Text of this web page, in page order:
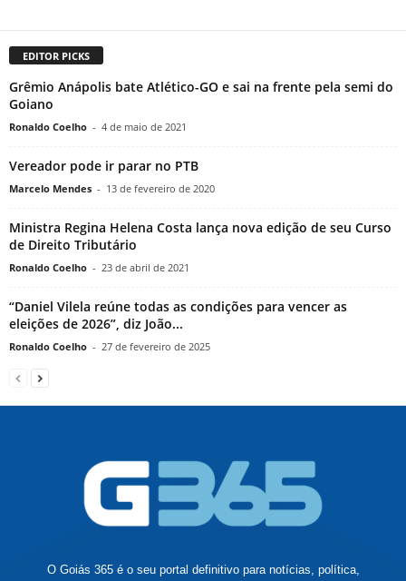
EDITOR PICKS
Grêmio Anápolis bate Atlético-GO e sai na frente pela semi do
Goiano
Ronaldo Coelho - 4 de maio de 2021
Vereador pode ir parar no PTB
Marcelo Mendes - 13 de fevereiro de 2020
Ministra Regina Helena Costa lança nova edição de seu Curso
de Direito Tributário
Ronaldo Coelho - 23 de abril de 2021
“Daniel Vilela reúne todas as condições para vencer as
eleições de 2026”, diz João...
Ronaldo Coelho - 27 de fevereiro de 2025
O Goiás 365 é o seu portal definitivo para notícias, política,